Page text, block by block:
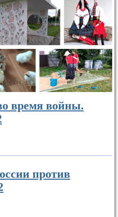
время войны.
против